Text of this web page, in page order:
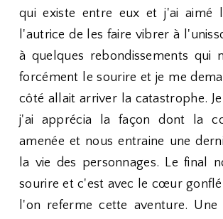
qui existe entre eux et j'ai aimé
l'autrice de les faire vibrer à
à quelques rebondissements qui
forcément le sourire et je me
côté allait arriver la catastrophe.
j'ai apprécia la façon dont la
amenée et nous entraine une
la vie des personnages. Le final
sourire et c'est avec le cœur
l'on referme cette aventure. Une